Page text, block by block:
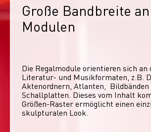
Große Bandbreite an
Modulen
Die Regalmodule orientieren sich an
Literatur- und Musikformaten, z.B.
Aktenordnern, Atlanten,  Bildbänden
Schallplatten. Dieses vom Inhalt
Größen-Raster ermöglicht einen
skulpturalen Look.